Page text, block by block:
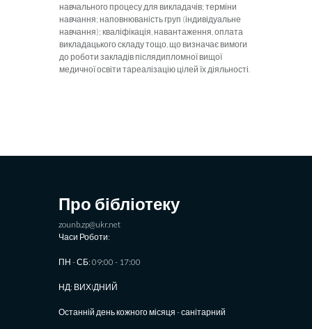
на­вчального процесу для викладачів; терміни
навчання; наповнюваність груп (індивідуальне
навчання); кваліфікація, навантаження, оплата
викладацького складу тощо, що визначає вимоги
до роботи закладів післядипломної вищої
медичної освіти тареалізацію цілей їх діяльності.
Про бібліотеку
zounb.zp@ukr.net
Часи Роботи:
ПН - СБ: 09:00 - 17:00
НД: ВИХIДНИЙ
Останній день кожного місяця - санітарний